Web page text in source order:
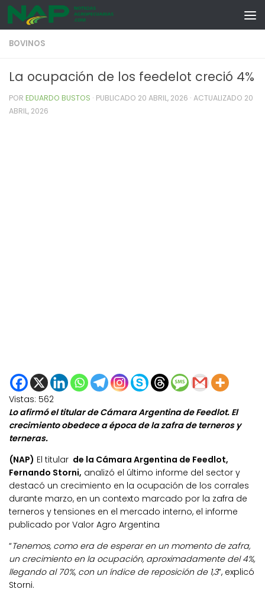
Skip to content
BOVINOS
La ocupación de los feedelot creció 4%
POR EDUARDO BUSTOS · PUBLICADO 20 ABRIL, 2026 · ACTUALIZADO 20
ABRIL, 2026
Vistas: 562
Lo afirmó el titular de Cámara Argentina de Feedlot. El
crecimiento obedece a época de la zafra de terneros y
terneras.
(NAP) El titular de la Cámara Argentina de Feedlot,
Fernando Storni, analizó el último informe del sector y
destacó un crecimiento en la ocupación de los corrales
durante marzo, en un contexto marcado por la zafra de
terneros y tensiones en el mercado interno, el informe
publicado por Valor Agro Argentina
“Tenemos, como era de esperar en un momento de zafra,
un crecimiento en la ocupación, aproximadamente del 4%,
llegando al 70%, con un índice de reposición de 1,3”, explicó
Storni.